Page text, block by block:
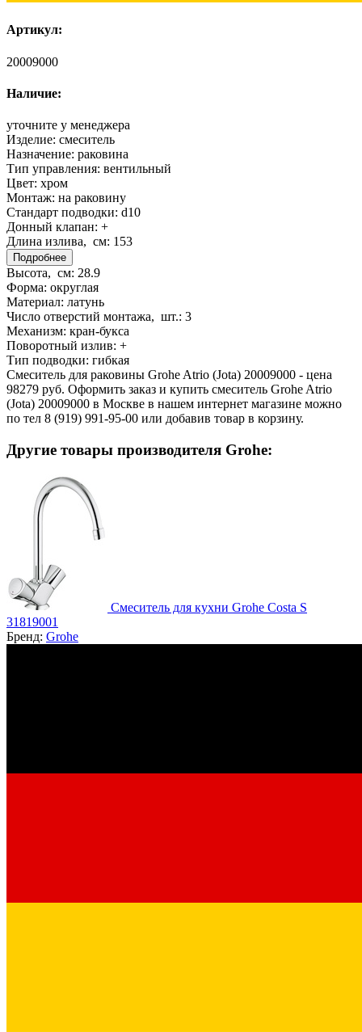
Артикул:
20009000
Наличие:
уточните у менеджера
Изделие: смеситель
Назначение: раковина
Тип управления: вентильный
Цвет: хром
Монтаж: на раковину
Стандарт подводки: d10
Донный клапан: +
Длина излива, см: 153
Подробнее
Высота, см: 28.9
Форма: округлая
Материал: латунь
Число отверстий монтажа, шт.: 3
Механизм: кран-букса
Поворотный излив: +
Тип подводки: гибкая
Смеситель для раковины Grohe Atrio (Jota) 20009000 - цена
98279 руб. Оформить заказ и купить смеситель Grohe Atrio
(Jota) 20009000 в Москве в нашем интернет магазине можно
по тел 8 (919) 991-95-00 или добавив товар в корзину.
Другие товары производителя Grohe:
Смеситель для кухни Grohe Costa S
31819001
Бренд: Grohe